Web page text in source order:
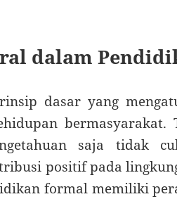
dalam
dasar yang
bermasyarakat.
saja tidak
positif pada
formal memiliki